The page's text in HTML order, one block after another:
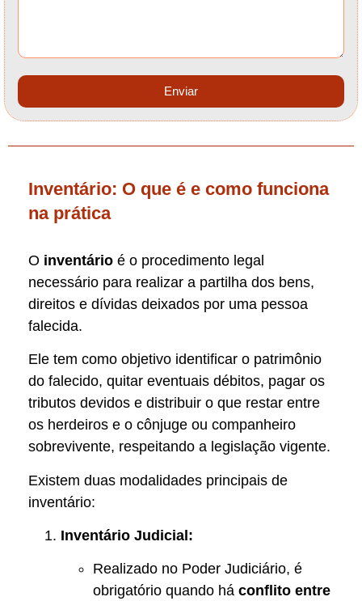
Enviar
Inventário: O que é e como funciona
na prática
O inventário é o procedimento legal
necessário para realizar a partilha dos bens,
direitos e dívidas deixados por uma pessoa
falecida.
Ele tem como objetivo identificar o patrimônio
do falecido, quitar eventuais débitos, pagar os
tributos devidos e distribuir o que restar entre
os herdeiros e o cônjuge ou companheiro
sobrevivente, respeitando a legislação vigente.
Existem duas modalidades principais de
inventário:
Inventário Judicial:
Realizado no Poder Judiciário, é
obrigatório quando há conflito entre